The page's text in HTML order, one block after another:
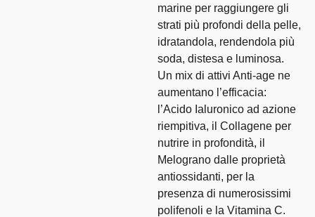
marine per raggiungere gli
strati più profondi della pelle,
idratandola, rendendola più
soda, distesa e luminosa.
Un mix di attivi Anti-age ne
aumentano l’efficacia:
l’Acido Ialuronico ad azione
riempitiva, il Collagene per
nutrire in profondità, il
Melograno dalle proprietà
antiossidanti, per la
presenza di numerosissimi
polifenoli e la Vitamina C.